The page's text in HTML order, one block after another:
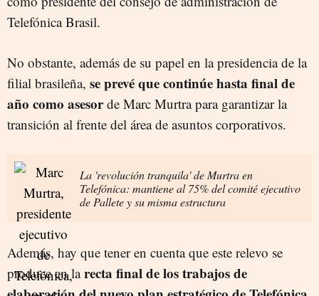
Telefónica Brasil.
No obstante, además de su papel en la presidencia de la
filial brasileña, se prevé que continúe hasta final de
año como asesorde Marc Murtra para garantizar la
transición al frente del área de asuntos corporativos.
La 'revolución tranquila' de Murtra en
Telefónica: mantiene al 75% del comité ejecutivo
de Pallete y su misma estructura
Además, hay que tener en cuenta que este relevo se
produce en larecta final de los trabajos de